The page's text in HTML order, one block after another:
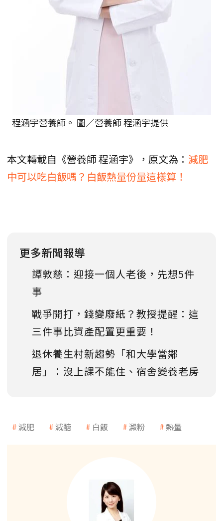
程涵宇營養師。 圖／營養師 程涵宇提供
本文轉載自《營養師 程涵宇》，原文為： 減肥
中可以吃白飯嗎？白飯熱量份量這樣算！
更多新聞報導
譚敦慈：迎接一個人老後，先想5件
事
戰爭開打，錢變廢紙？教授提醒：這
三件事比資產配置更重要！
退休養生村新趨勢「和大學當鄰
居」：沒上課不能住、宿舍變養老房
減肥 減醣 白飯 澱粉 熱量